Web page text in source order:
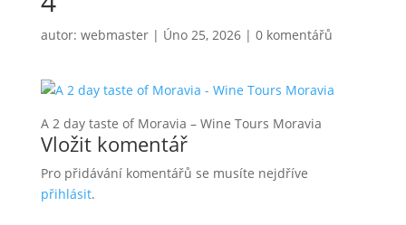
autor: webmaster| Úno 25, 2026| 0 komentářů
A 2 day taste of Moravia – Wine Tours Moravia
Vložit komentář
Pro přidávání komentářů se musíte nejdříve
přihlásit.